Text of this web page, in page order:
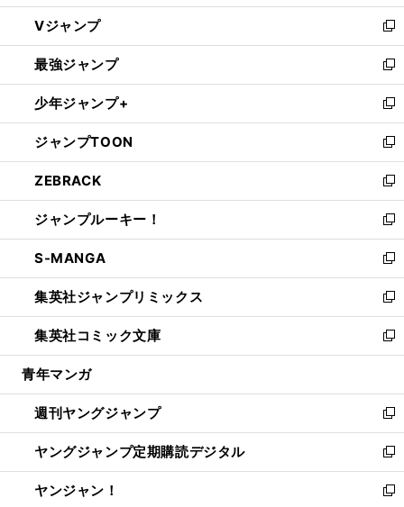
ウ
ィ
ン
ド
ウ
で
開
く
し
い
ウ
ィ
ン
ド
ウ
で
開
く
Vジャンプ
新
し
い
ウ
ィ
ン
ド
ウ
で
開
く
最強ジャンプ
新
し
い
ウ
ィ
ン
ド
ウ
で
開
く
少年ジャンプ+
新
し
い
ウ
ィ
ン
ド
ウ
で
開
く
ジャンプTOON
新
し
い
ウ
ィ
ン
ド
ウ
で
開
く
ZEBRACK
新
し
い
ウ
ィ
ン
ド
ウ
で
開
ジャンプルーキー！
新
し
い
ウ
ィ
ン
ド
ウ
開
く
S-MANGA
新
し
い
ウ
ィ
ン
ウ
で
開
く
集英社ジャンプリミックス
新
し
い
ウ
ン
ド
ウ
で
開
く
集英社コミック文庫
新
し
ウ
ィ
ン
ド
ウ
で
青年マンガ
週刊ヤングジャンプ
新
し
い
ウ
ィ
ヤングジャンプ定期購読デジタル
新
し
い
ヤンジャン！
新